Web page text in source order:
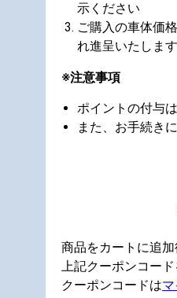
示ください
ご購入の車体価
れ進呈いたします
※注意事項
ポイントの付与
また、お手続き
商品をカートに追
上記クーポンコード
クーポンコードは